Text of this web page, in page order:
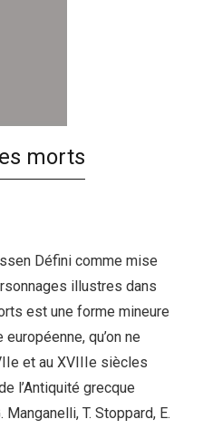
morts
Défini comme mise
illustres dans
est une forme mineure
qu’on ne
et au XVIIIe siècles
l’Antiquité grecque
Manganelli, T. Stoppard, E.